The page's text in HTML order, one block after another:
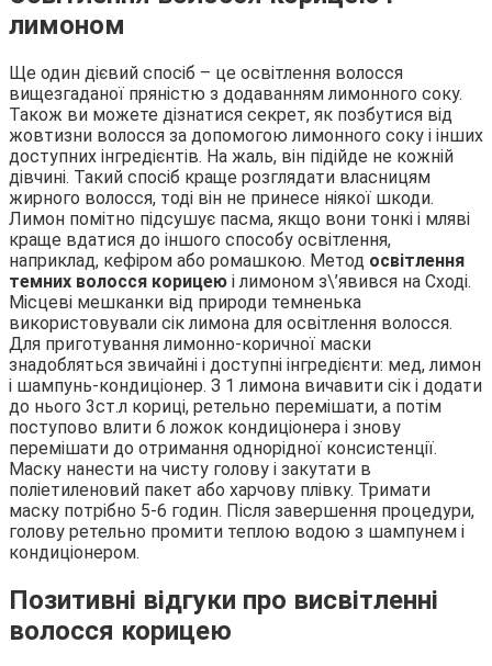
лимоном
Ще один дієвий спосіб – це освітлення волосся
вищезгаданої пряністю з додаванням лимонного соку.
Також ви можете дізнатися секрет, як позбутися від
жовтизни волосся за допомогою лимонного соку і інших
доступних інгредієнтів. На жаль, він підійде не кожній
дівчині. Такий спосіб краще розглядати власницям
жирного волосся, тоді він не принесе ніякої шкоди.
Лимон помітно підсушує пасма, якщо вони тонкі і мляві
краще вдатися до іншого способу освітлення,
наприклад, кефіром або ромашкою. Метод освітлення
темних волосся корицею і лимоном з\’явився на Сході.
Місцеві мешканки від природи темненька
використовували сік лимона для освітлення волосся.
Для приготування лимонно-коричної маски
знадобляться звичайні і доступні інгредієнти: мед, лимон
і шампунь-кондиціонер. З 1 лимона вичавити сік і додати
до нього 3ст.л кориці, ретельно перемішати, а потім
поступово влити 6 ложок кондиціонера і знову
перемішати до отримання однорідної консистенції.
Маску нанести на чисту голову і закутати в
поліетиленовий пакет або харчову плівку. Тримати
маску потрібно 5-6 годин. Після завершення процедури,
голову ретельно промити теплою водою з шампунем і
кондиціонером.
Позитивні відгуки про висвітленні
волосся корицею